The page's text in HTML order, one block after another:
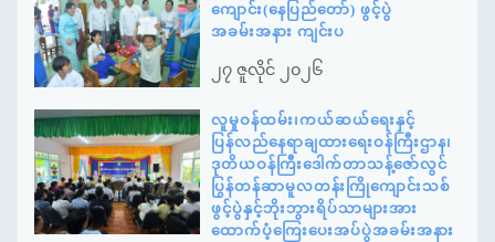
ကျောင်း(နေပြည်တော်) ဖွင့်ပွဲ
အခမ်းအနား ကျင်းပ
၂၇ ဇူလိုင် ၂၀၂၆
လူမှုဝန်ထမ်း၊ကယ်ဆယ်ရေးနှင့်
ပြန်လည်နေရာချထားရေးဝန်ကြီးဌာန၊
ဒုတိယဝန်ကြီးဒေါက်တာသန့်ဇော်လွင်
ပြွန်တန်ဆာမူလတန်းကြိုကျောင်းသစ်
ဖွင့်ပွဲနှင့်ဘိုးဘွားရိပ်သာများအား
ထောက်ပံ့ကြေးပေးအပ်ပွဲအခမ်းအနား